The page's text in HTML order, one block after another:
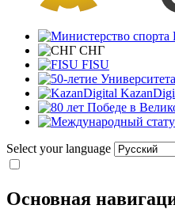
СНГ
FISU
Select your language
Основная